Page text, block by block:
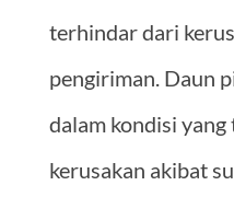
terhindar dari
pengiriman. Daun
dalam kondisi
kerusakan akibat